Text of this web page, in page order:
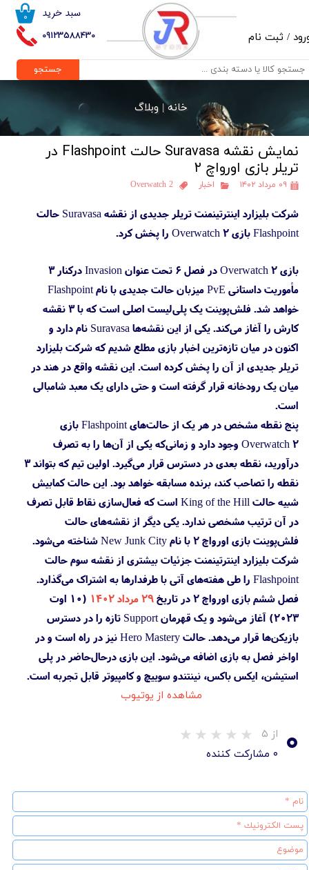
09123588430
۰ سبد خرید
/ ثبت نام
حساب کاربری من
تغییر گذر واژه
خروج از حساب کاربری
جستجو
خانه |وبلاگ
نمایش نقشه Suravasa حالت Flashpoint در
تریلر بازی اورواچ ۲
۰۹ مرداد ۱۴۰۲ اخبار Overwatch 2
شرکت بلیزارد اینترتینمنت تریلر جدیدی از نقشه Suravasa حالت
Flashpoint بازی Overwatch 2 را پخش کرد.
بازی Overwatch 2 در فصل ۶ تحت عنوان Invasion درکنار ۳
مأموریت داستانی PvE میزبان حالت جدیدی با نام Flashpoint
خواهد شد. فلش‌پوینت یک پلی‌لیست اصلی است که با ۳ نقشه
کارش را آغاز می‌کند. یکی از این نقشه‌ها Suravasa نام دارد و
اکنون در میان تازه‌ترین اخبار بازی مطلع شدیم که شرکت بلیزارد
تریلر جدیدی از آن را پخش کرده است. این نقشه واقع در هند در
میان یک رودخانه قرار گرفته است و حتی دارای یک معبد شامبالی
است.
پنج نقطه مشخص در هر یک از حالت‌های Flashpoint بازی
Overwatch 2 وجود دارد و زمانی‌که یکی از آن‌ها را به تصرف
درآورید، نقطه بعدی در دسترس قرار می‌گیرد. اولین تیم که بتواند ۳
نقطه را تصاحب کند، برنده مسابقه خواهد بود. این حالت کمابیش
شبیه حالت King of the Hill است که فعال‌سازی نقاط قابل تصرف
در آن ترتیب مشخصی ندارد. یکی دیگر از نقشه‌های حالت
فلش‌پوینت بازی اورواچ ۲ با نام New Junk City شناخته می‌شود.
شرکت بلیزارد اینترتینمنت جزئیات بیشتری از نقشه سوم حالت
Flashpoint را طی هفته‌های آتی با طرفدارها به اشتراک می‌گذارد.
فصل ششم بازی اورواچ ۲ در تاریخ
۲۹ مرداد ۱۴۰۲
(۱۰ اوت
۲۰۲۳) آغاز می‌شود و یک قهرمان Support تازه را در دسترس
بازیکن‌ها قرار می‌دهد. حالت Hero Mastery نیز در راه است و در
اواخر فصل به بازی اضافه می‌شود. این بازی درحال‌حاضر در پلی
استیشن، ایکس باکس، نینتندو سوییچ و کامپیوتر قابل تجربه است.
مشاهده از یوتیوب
۰ از ۵
۰ مشارکت کننده